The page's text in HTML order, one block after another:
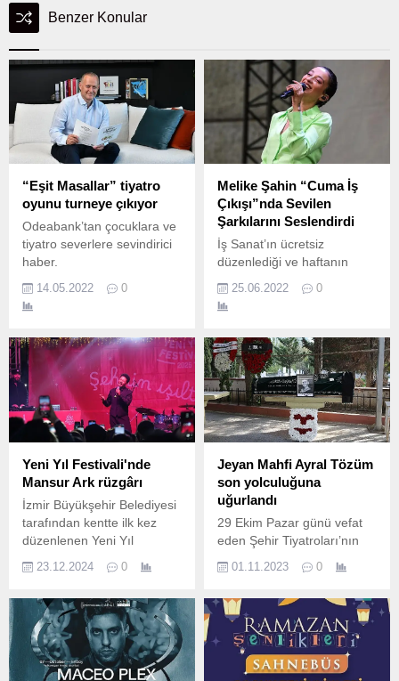
Benzer Konular
“Eşit Masallar” tiyatro
oyunu turneye çıkıyor
Odeabank’tan çocuklara ve
tiyatro severlere sevindirici
haber.
14.05.2022 0
Melike Şahin “Cuma İş
Çıkışı”nda Sevilen
Şarkılarını Seslendirdi
İş Sanat’ın ücretsiz
düzenlediği ve haftanın
eşliğinde atmak isteyenler
için bir buluşma noktası
konserlerinde dün akşam
Melike Şahin sahne aldı.
25.06.2022 0
Yeni Yıl Festivali'nde
Mansur Ark rüzgârı
İzmir Büyükşehir Belediyesi
tarafından kentte ilk kez
düzenlenen Yeni Yıl
ve sahne şovlarına kadar
yapmayı sürdürüyor.
23.12.2024 0
Jeyan Mahfi Ayral Tözüm
son yolculuğuna
uğurlandı
29 Ekim Pazar günü vefat
eden Şehir Tiyatroları’nın
Mahfi Ayral Tözüm son
01.11.2023 0